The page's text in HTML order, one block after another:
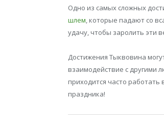
Одно из самых сложных
шлем, которые падают со
удачу, чтобы заролить эти
Достижения Тыквовина
взаимодействие с другими
приходится часто
праздника!